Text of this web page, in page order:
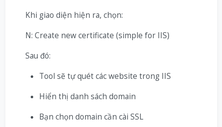
Khi giao diện hiện ra, chọn:
N: Create new certificate (simple for IIS)
Sau đó:
Tool sẽ tự quét các website trong IIS
Hiển thị danh sách domain
Bạn chọn domain cần cài SSL